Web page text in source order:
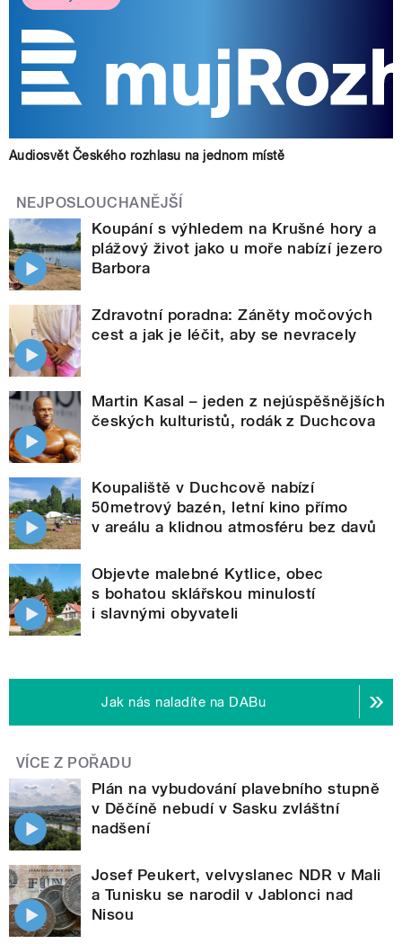
Audiosvět Českého rozhlasu na jednom místě
NEJPOSLOUCHANĚJŠÍ
Koupání s výhledem na Krušné hory a
plážový život jako u moře nabízí jezero
Barbora
Zdravotní poradna: Záněty močových
cest a jak je léčit, aby se nevracely
Martin Kasal – jeden z nejúspěšnějších
českých kulturistů, rodák z Duchcova
Koupaliště v Duchcově nabízí
50metrový bazén, letní kino přímo
v areálu a klidnou atmosféru bez davů
Objevte malebné Kytlice, obec
s bohatou sklářskou minulostí
i slavnými obyvateli
Jak nás naladíte na DABu
VÍCE Z POŘADU
Plán na vybudování plavebního stupně
v Děčíně nebudí v Sasku zvláštní
nadšení
Josef Peukert, velvyslanec NDR v Mali
a Tunisku se narodil v Jablonci nad
Nisou